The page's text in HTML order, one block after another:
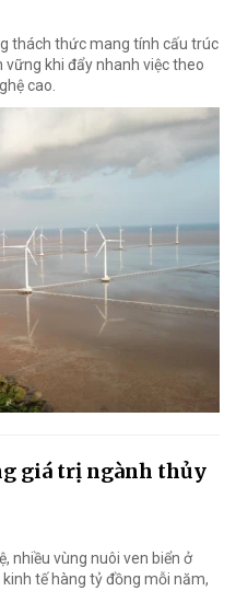
thách thức mang tính cấu trúc
vững khi đẩy nhanh việc theo
cao.
giá trị ngành thủy
nhiều vùng nuôi ven biển ở
tế hàng tỷ đồng mỗi năm,